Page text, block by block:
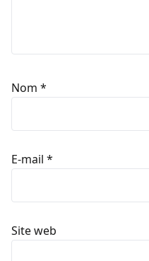
Nom *
E-mail *
Site web